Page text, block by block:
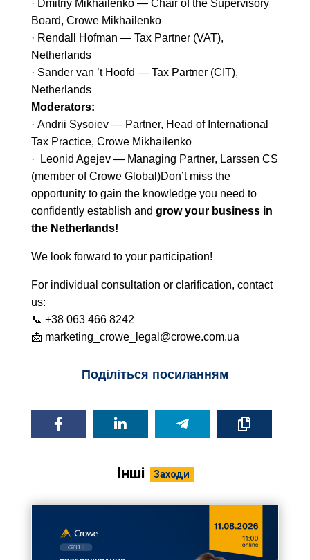
· Dmitriy Mikhailenko — Chair of the Supervisory
Board, Crowe Mikhailenko
· Rendall Hofman — Tax Partner (VAT),
Netherlands
· Sander van ’t Hoofd — Tax Partner (CIT),
Netherlands
Moderators:
· Andrii Sysoiev — Partner, Head of International
Tax Practice, Crowe Mikhailenko
· Leonid Agejev — Managing Partner, Larssen CS
(member of Crowe Global)Don’t miss the
opportunity to gain the knowledge you need to
confidently establish and grow your business in
the Netherlands!
We look forward to your participation!
For individual consultation or clarification, contact
us:
📞 +38 063 466 8242
📩 marketing_crowe_legal@crowe.com.ua
Поділіться посиланням
Інші Заходи